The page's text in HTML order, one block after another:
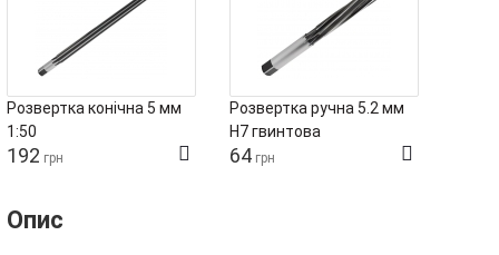
Розвертка конічна 5 мм
1:50
192 грн
Розвертка ручна 5.2 мм
H7 гвинтова
64 грн
Опис